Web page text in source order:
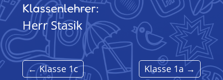
Klassenlehrer:
Herr Stasik
←Klasse 1c Klasse 1a→